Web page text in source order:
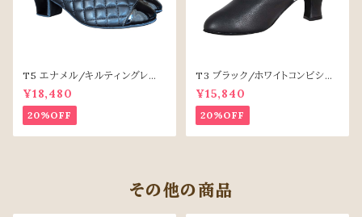
T5 エナメル/キルティングレザ
ー
¥18,480
20%OFF
T3 ブラック/ホワイトコンビシュ
ーズ（6.5cm安定ヒール）
¥15,840
20%OFF
その他の商品